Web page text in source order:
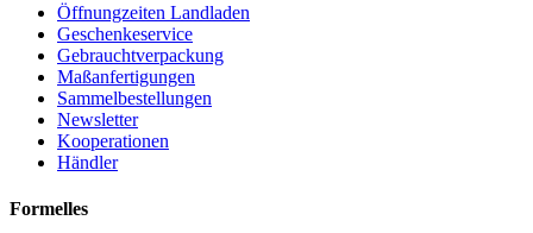
Öffnungzeiten Landladen
Geschenkeservice
Gebrauchtverpackung
Maßanfertigungen
Sammelbestellungen
Newsletter
Kooperationen
Händler
Formelles